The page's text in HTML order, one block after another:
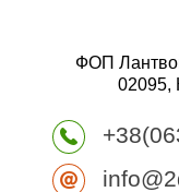
ФОП
02095,